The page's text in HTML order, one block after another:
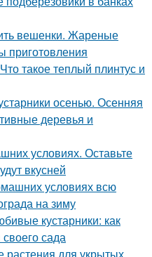
вешенки. Жареные
приготовления
такое теплый плинтус и
осенью. Осенняя
деревья и
условиях. Оставьте
вкусней
условиях всю
на зиму
кустарники: как
сада
для укрытых